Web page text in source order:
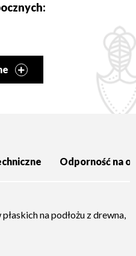
na podłożu z drewna,
Odporność na